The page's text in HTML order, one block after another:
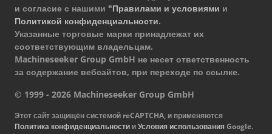
и согласие с нашими "Правилами и условиями и
Политикой конфиденциальности.
Указанные торговые марки принадлежат их
соответствующим владельцам.
Machineseeker Group GmbH не несет ответственность
за содержание вебсайтов, при переходе по ссылке.
© 1999 - 2026 Machineseeker Group GmbH
Этот сайт защищён системой reCAPTCHA, и применяются
Политика конфиденциальности иУсловия использованияGoogle.